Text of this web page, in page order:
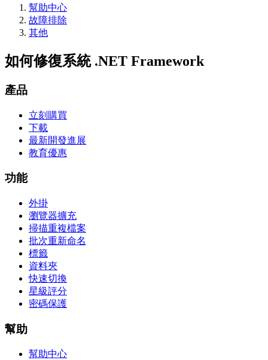
幫助中心
故障排除
其他
如何修復系統 .NET Framework
產品
立刻購買
下載
最新開發進展
教育優惠
功能
外掛
瀏覽器擴充
掃描重複檔案
批次重新命名
標籤
資料夾
快速切換
星級評分
密碼保護
幫助
幫助中心